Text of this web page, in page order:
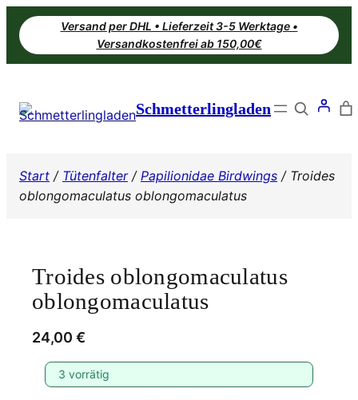
Zum
Inhalt
springen
Versand per DHL • Lieferzeit 3-5 Werktage •
Versandkostenfrei ab 150,00€
Schmetterlingladen Search
Start / Tütenfalter/ Papilionidae Birdwings / Troides
oblongomaculatus oblongomaculatus
Troides oblongomaculatus
oblongomaculatus
24,00 €
3 vorrätig